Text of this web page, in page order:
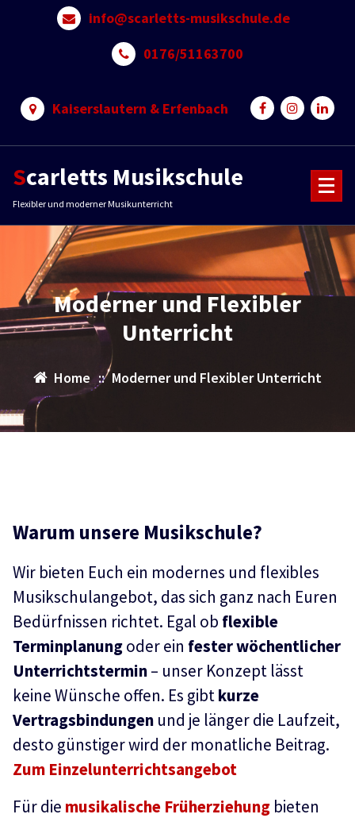
info@scarletts-musikschule.de
0176/51163700
Kaiserslautern & Erfenbach
Scarletts Musikschule
Flexibler und moderner Musikunterricht
Moderner und Flexibler
Unterricht
Home :: Moderner und Flexibler Unterricht
Warum unsere Musikschule?
Wir bieten Euch ein modernes und flexibles
Musikschulangebot, das sich ganz nach Euren
Bedürfnissen richtet. Egal ob flexible
Terminplanungoder ein fester wöchentlicher
Unterrichtstermin– unser Konzept lässt
keine Wünsche offen. Es gibtkurze
Vertragsbindungen und je länger die Laufzeit,
desto günstiger wird der monatliche Beitrag.
Zum Einzelunterrichtsangebot
Für die musikalische Früherziehung bieten